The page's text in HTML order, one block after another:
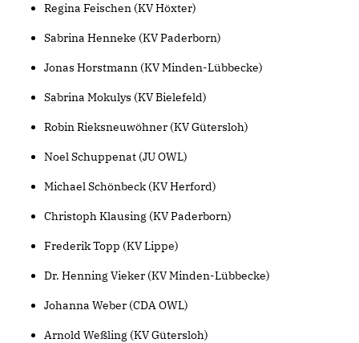
Regina Feischen (KV Höxter)
Sabrina Henneke (KV Paderborn)
Jonas Horstmann (KV Minden-Lübbecke)
Sabrina Mokulys (KV Bielefeld)
Robin Rieksneuwöhner (KV Gütersloh)
Noel Schuppenat (JU OWL)
Michael Schönbeck (KV Herford)
Christoph Klausing (KV Paderborn)
Frederik Topp (KV Lippe)
Dr. Henning Vieker (KV Minden-Lübbecke)
Johanna Weber (CDA OWL)
Arnold Weßling (KV Gütersloh)